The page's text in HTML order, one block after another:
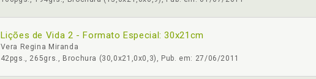
Lições de Vida 2 - Formato Especial: 30x21cm
Vera Regina Miranda
42pgs., 265grs., Brochura (30,0x21,0x0,3), Pub. em: 27/06/2011